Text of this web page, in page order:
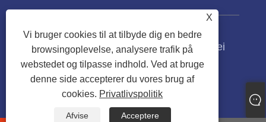
Copyright © 2023 Guangdong Tongwei
Machinery Co., Ltd. Alle rettigheder
forbeholdes.
Links
Sitemap RSS
Privatlivspolitik
X
Vi bruger cookies til at tilbyde dig en bedre
browsingoplevelse, analysere trafik på
webstedet og tilpasse indhold. Ved at bruge
denne side accepterer du vores brug af
cookies. Privatlivspolitik
Afvise Acceptere